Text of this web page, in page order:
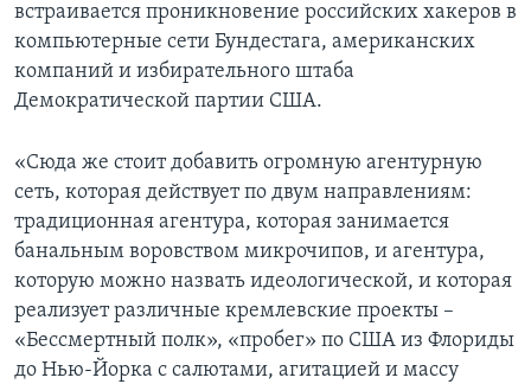
встраивается проникновение российских хакеров в
компьютерные сети Бундестага, американских
компаний и избирательного штаба
Демократической партии США.
«Сюда же стоит добавить огромную агентурную
сеть, которая действует по двум направлениям:
традиционная агентура, которая занимается
банальным воровством микрочипов, и агентура,
которую можно назвать идеологической, и которая
реализует различные кремлевские проекты –
«Бессмертный полк», «пробег» по США из Флориды
до Нью-Йорка с салютами, агитацией и массу